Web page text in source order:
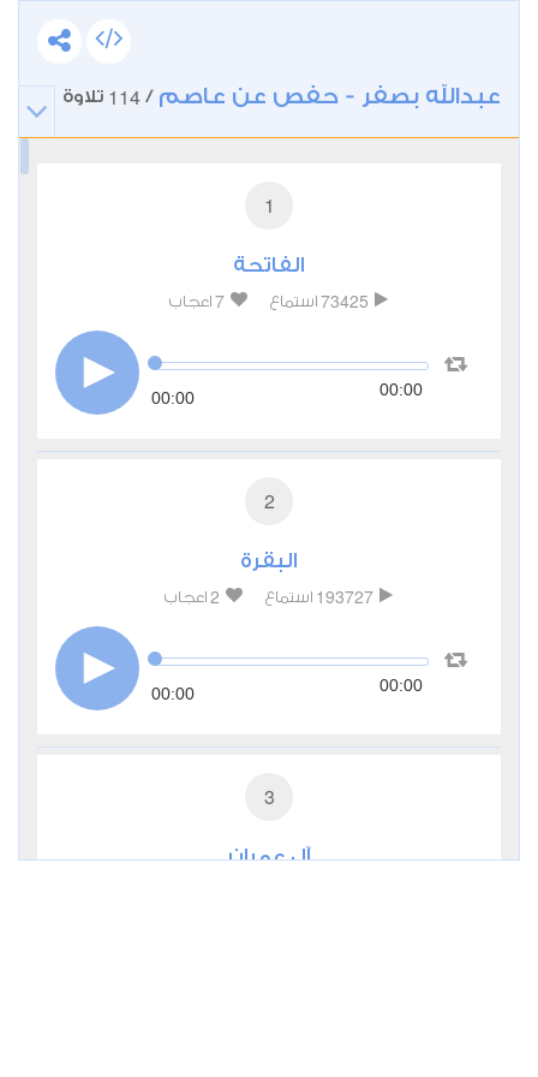
عبدالله بصفر - حفص عن عاصم /
114 تلاوة
1
الفاتحة
73425 استماع 7 اعجاب
00:00 00:00
2
البقرة
193727 استماع 2 اعجاب
00:00 00:00
3
آل عمران